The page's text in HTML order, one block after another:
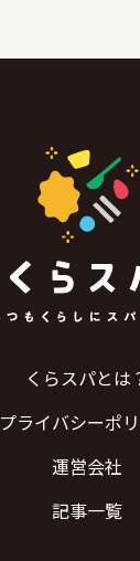
くらスパとは
プライバシーポ
運営会社
記事一覧